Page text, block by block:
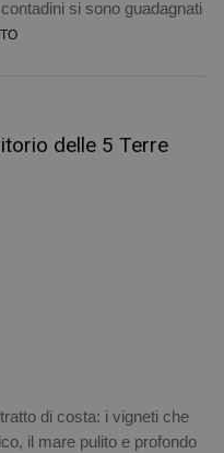
si sono guadagnati
delle 5 Terre
di costa: i vigneti che
il mare pulito e profondo